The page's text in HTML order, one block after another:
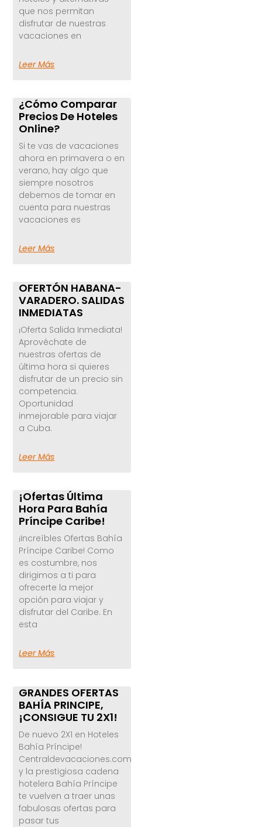
que nos permitan
disfrutar de nuestras
vacaciones en
Leer Más
¿Cómo Comparar
Precios De Hoteles
Online?
Si te vas de vacaciones
ahora en primavera o en
verano, hay algo que
siempre nosotros
debemos de tomar en
cuenta para nuestras
vacaciones es
Leer Más
OFERTÓN HABANA-
VARADERO. SALIDAS
INMEDIATAS
¡Oferta Salida Inmediata!
Aprovéchate de
nuestras ofertas de
última hora si quieres
disfrutar de un precio sin
competencia.
Oportunidad
inmejorable para viajar
a Cuba.
Leer Más
¡Ofertas Última
Hora Para Bahía
Príncipe Caribe!
¡Increíbles Ofertas Bahía
Príncipe Caribe! Como
es costumbre, nos
dirigimos a ti para
ofrecerte la mejor
opción para viajar y
disfrutar del Caribe. En
esta
Leer Más
GRANDES OFERTAS
BAHÍA PRINCIPE,
¡CONSIGUE TU 2X1!
De nuevo 2X1 en Hoteles
Bahía Príncipe!
Centraldevacaciones.com
y la prestigiosa cadena
hotelera Bahía Príncipe
te vuelven a traer unas
fabulosas ofertas para
pasar tus